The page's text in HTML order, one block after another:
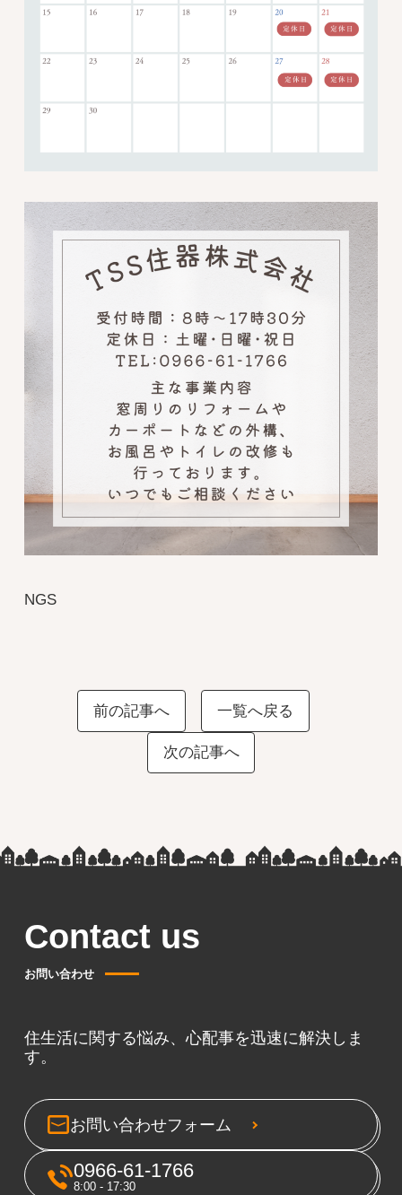
NGS
前の記事へ 一覧へ戻る
次の記事へ
Contact us
お問い合わせ
住生活に関する悩み、心配事を迅速に解決しま
す。
お問い合わせフォーム
0966-61-1766
8:00 - 17:30